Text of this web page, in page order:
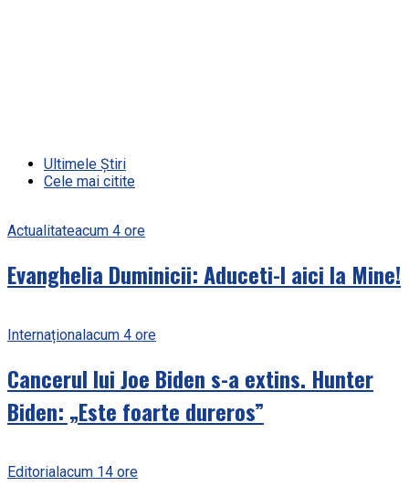
Ultimele Știri
Cele mai citite
Actualitateacum 4 ore
Evanghelia Duminicii: Aduceti-l aici la Mine!
Internaționalacum 4 ore
Cancerul lui Joe Biden s-a extins. Hunter
Biden: „Este foarte dureros”
Editorialacum 14 ore